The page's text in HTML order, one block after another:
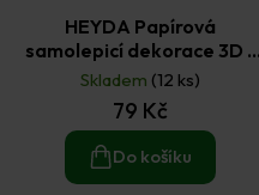
HEYDA Papírová
samolepicí dekorace 3D -
oslava kluk 12 ks
Skladem (12 ks)
79 Kč
Do košíku